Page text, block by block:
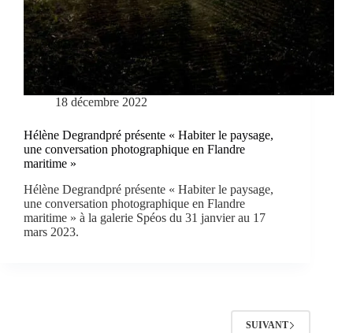
18 décembre 2022
Hélène Degrandpré présente « Habiter le paysage,
une conversation photographique en Flandre
maritime »
Hélène Degrandpré présente « Habiter le paysage,
une conversation photographique en Flandre
maritime » à la galerie Spéos du 31 janvier au 17
mars 2023.
SUIVANT